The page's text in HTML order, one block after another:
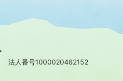
法人番号1000020462152